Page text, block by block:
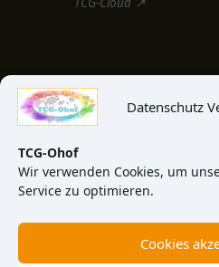
Datenschutz
TCG-Ohof
Wir verwenden Cookies, um
Service zu optimieren.
Cookies
TCG-Blog
TCG-News
TCG-Video